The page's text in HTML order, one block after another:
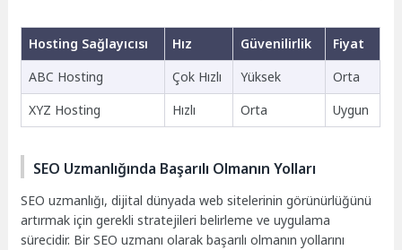
Hosting Sağlayıcısı Hız Güvenilirlik
Fiyat
ABC Hosting
Çok Hızlı Yüksek
Orta
XYZ Hosting
Hızlı Orta Uygun
SEO Uzmanlığında Başarılı Olmanın Yolları
SEO uzmanlığı, dijital dünyada web sitelerinin görünürlüğünü
artırmak için gerekli stratejileri belirleme ve uygulama
sürecidir. Bir SEO uzmanı olarak başarılı olmanın yollarını